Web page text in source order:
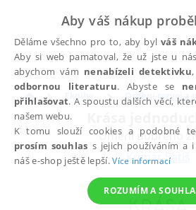
Eknihy Osobní rozvoj a
Umění dobrého
Kumár Satiš
Aby váš nákup
Děláme všechno pro to, aby bylváš
Aby si web pamatoval, že už jste u
abychom vám nenabízeli detektivku
odbornou literaturu. Abyste se
přihlašovat. A spoustu dalších věcí,
našem webu.
K tomu slouží cookies a podobné
prosím souhlas s jejich používáním a
náš e-shop ještě lepší.Více informací
ROZUMÍM A